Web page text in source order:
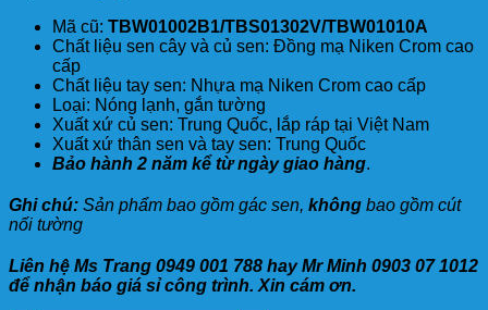
Mã cũ: TBW01002B1/TBS01302V/TBW01010A
Chất liệu sen cây và củ sen: Đồng mạ Niken Crom cao
cấp
Chất liệu tay sen: Nhựa mạ Niken Crom cao cấp
Loại: Nóng lạnh, gắn tường
Xuất xứ củ sen: Trung Quốc, lắp ráp tại Việt Nam
Xuất xứ thân sen và tay sen: Trung Quốc
Bảo hành 2 năm kể từ ngày giao hàng.
Ghi chú: Sản phẩm bao gồm gác sen, không bao gồm cút
nối tường
Liên hệ Ms Trang 0949 001 788 hay Mr Minh 0903 07 1012
để nhận báo giá sỉ công trình. Xin cám ơn.